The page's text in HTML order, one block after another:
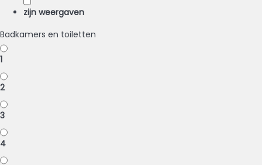
zijn weergaven
Badkamers en toiletten
1
2
3
4